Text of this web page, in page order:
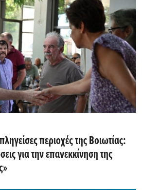
περιοχές της Βοιωτίας:
για την επανεκκίνηση της